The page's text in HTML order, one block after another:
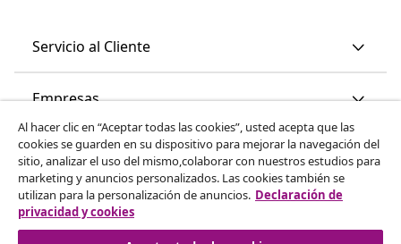
Servicio al Cliente
Empresas
vidaXL
Descubre mas
Al hacer clic en “Aceptar todas las cookies”, usted acepta que las
cookies se guarden en su dispositivo para mejorar la navegación del
sitio, analizar el uso del mismo,colaborar con nuestros estudios para
marketing y anuncios personalizados. Las cookies también se
utilizan para la personalización de anuncios. Declaración de
privacidad y cookies